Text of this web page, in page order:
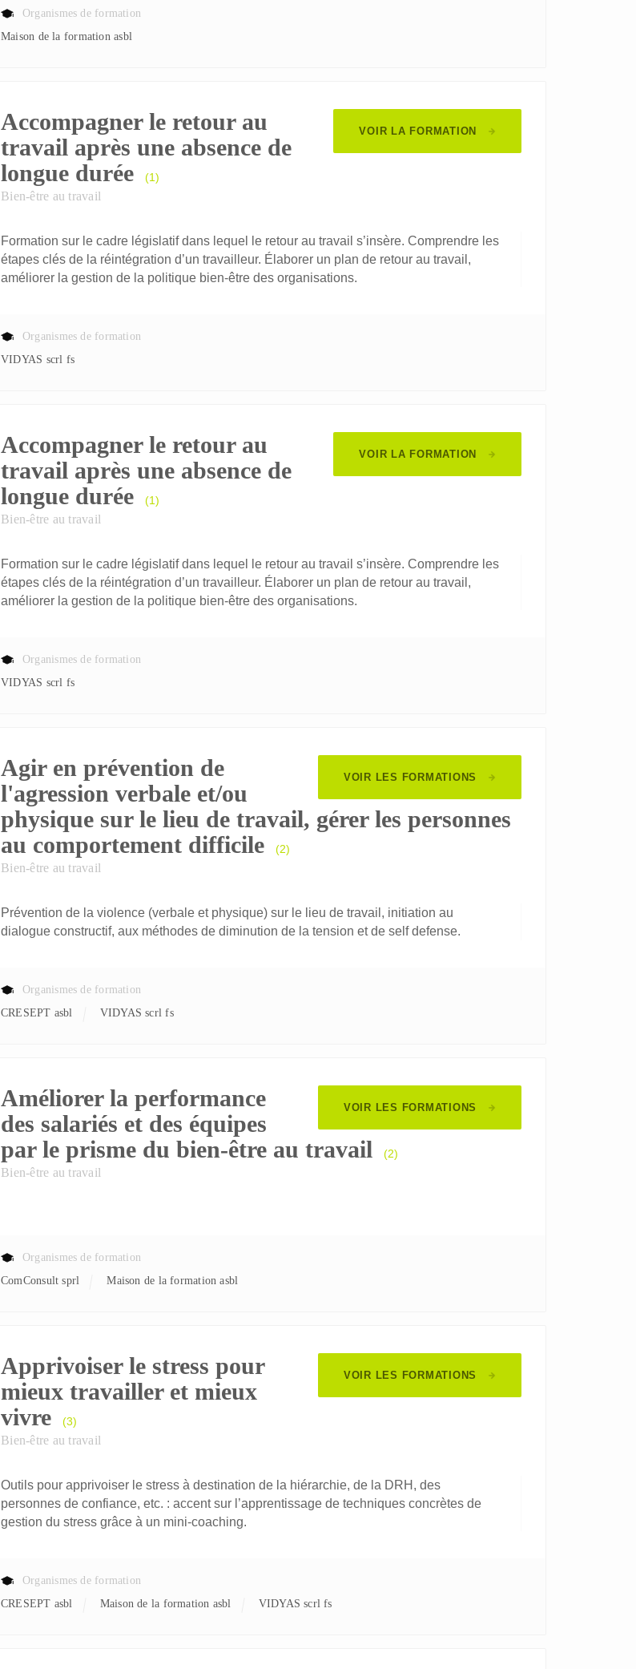
Organismes de formation
Maison de la formation asbl
VOIR LA FORMATION
Accompagner le retour au
travail après une absence de
longue durée
(1)
Bien-être au travail
Formation sur le cadre législatif dans lequel le retour au travail s’insère. Comprendre les
étapes clés de la réintégration d’un travailleur. Élaborer un plan de retour au travail,
améliorer la gestion de la politique bien-être des organisations.
Organismes de formation
VIDYAS scrl fs
VOIR LA FORMATION
Accompagner le retour au
travail après une absence de
longue durée
(1)
Bien-être au travail
Formation sur le cadre législatif dans lequel le retour au travail s’insère. Comprendre les
étapes clés de la réintégration d’un travailleur. Élaborer un plan de retour au travail,
améliorer la gestion de la politique bien-être des organisations.
Organismes de formation
VIDYAS scrl fs
VOIR LES FORMATIONS
Agir en prévention de
l'agression verbale et/ou
physique sur le lieu de travail, gérer les personnes
au comportement difficile
(2)
Bien-être au travail
Prévention de la violence (verbale et physique) sur le lieu de travail, initiation au
dialogue constructif, aux méthodes de diminution de la tension et de self defense.
Organismes de formation
CRESEPT asbl
VIDYAS scrl fs
VOIR LES FORMATIONS
Améliorer la performance
des salariés et des équipes
par le prisme du bien-être au travail
(2)
Bien-être au travail
Organismes de formation
ComConsult sprl
Maison de la formation asbl
VOIR LES FORMATIONS
Apprivoiser le stress pour
mieux travailler et mieux
vivre
(3)
Bien-être au travail
Outils pour apprivoiser le stress à destination de la hiérarchie, de la DRH, des
personnes de confiance, etc. : accent sur l’apprentissage de techniques concrètes de
gestion du stress grâce à un mini-coaching.
Organismes de formation
CRESEPT asbl
Maison de la formation asbl VIDYAS scrl fs